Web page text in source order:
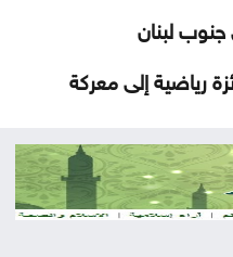
لبنان
رياضية إلى معركة
.. ماذا قالت الصحافة